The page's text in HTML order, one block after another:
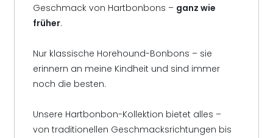
Geschmack von Hartbonbons – ganz wie
früher.
Nur klassische Horehound-Bonbons – sie
erinnern an meine Kindheit und sind immer
noch die besten.
Unsere Hartbonbon-Kollektion bietet alles –
von traditionellen Geschmacksrichtungen bis